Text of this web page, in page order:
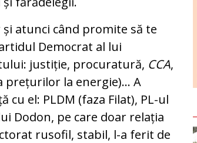
atunci când promite să te
Democrat al lui
justiție, procuratură, CCA,
la energie)... A
el: PLDM (faza Filat), PL-ul
Dodon, pe care doar relația
rusofil, stabil, l-a ferit de